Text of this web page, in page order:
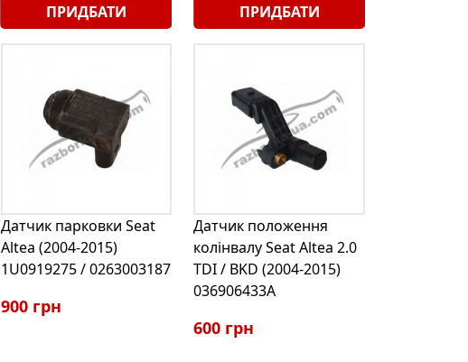
ПРИДБАТИ ПРИДБАТИ
Датчик парковки Seat
Altea (2004-2015)
1U0919275 / 0263003187
900 грн
Датчик положення
колінвалу Seat Altea 2.0
TDI / BKD (2004-2015)
036906433A
600 грн